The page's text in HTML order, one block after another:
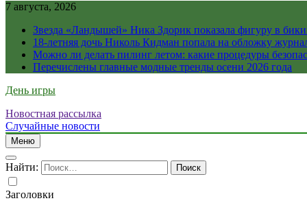
7 августа, 2026
Звезда «Ландышей» Ника Здорик показала фигуру в
18-летняя дочь Николь Кидман попала на обложку
Можно ли делать пилинг летом: какие процедуры
Перечислены главные модные тренды осени 2026 года
День игры
Новостная рассылка
Случайные новости
Меню
Найти:
Заголовки